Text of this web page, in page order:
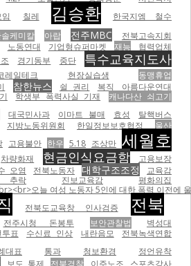
칠레 김승환 한국지엠 철수
솔케미칼 아랍 전주MBC
전북고속지회
노동연대 기업형슈퍼마켓 재능
협력업체
경기동부 중단
특수교육지도사
레일테크 현장실습생
동맹휴업
참한뉴스 쉴 권리 복직
아름다운연대
학생부 폭력사실 기재 캐나다산 쇠고기
대국민사과 이마트 불매 효성
탈핵버스
지방노동위원회 한일정보보호협정
울산
고용불안 한우 5.18 조상만 세월호
차량화재 현금인식요금함
고용보장
오염 전북노동자 대학구조조정
교육감
락 진보교육감
평화의집
오늘 여성 노동자 5인에 대한 폭력 이전
전북도교육창 인사검증 전북
전주시청 돈봉투 보안관찰법
벽성대
표
수신료 인상 내란음모 전북녹색연합
대표 통과 청보환경
정언유착
보도 통제 전북경찰 이주노조 스포츠강사